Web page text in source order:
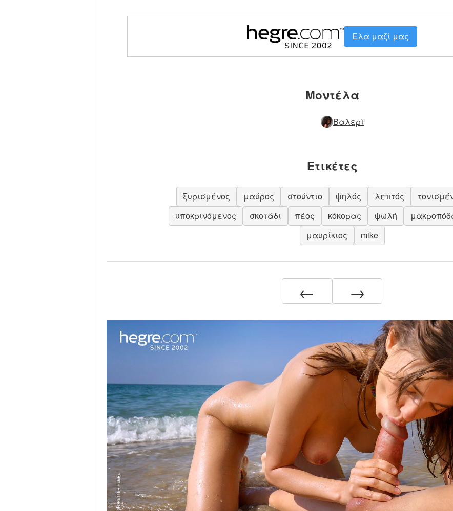
Ελα μαζί μας
Μοντέλα
Βαλερί
Ετικέτες
ξυρισμένος μαύρος στούντιο ψηλός λεπτός
υποκρινόμενος
σκοτάδι πέος κόκορας ψωλή
μαυρίκιος
mike
← →